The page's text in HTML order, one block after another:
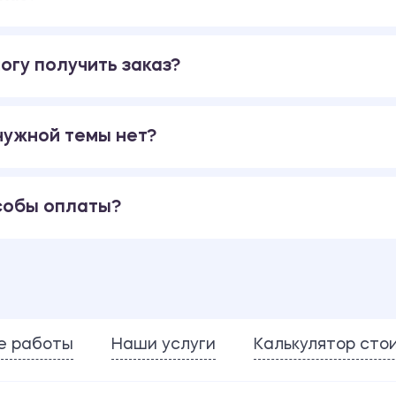
получить заказ?
темы нет?
оплаты?
работы Наши услуги Калькулятор